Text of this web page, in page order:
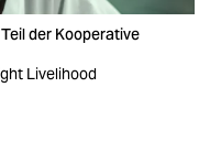
der Kooperative
Livelihood